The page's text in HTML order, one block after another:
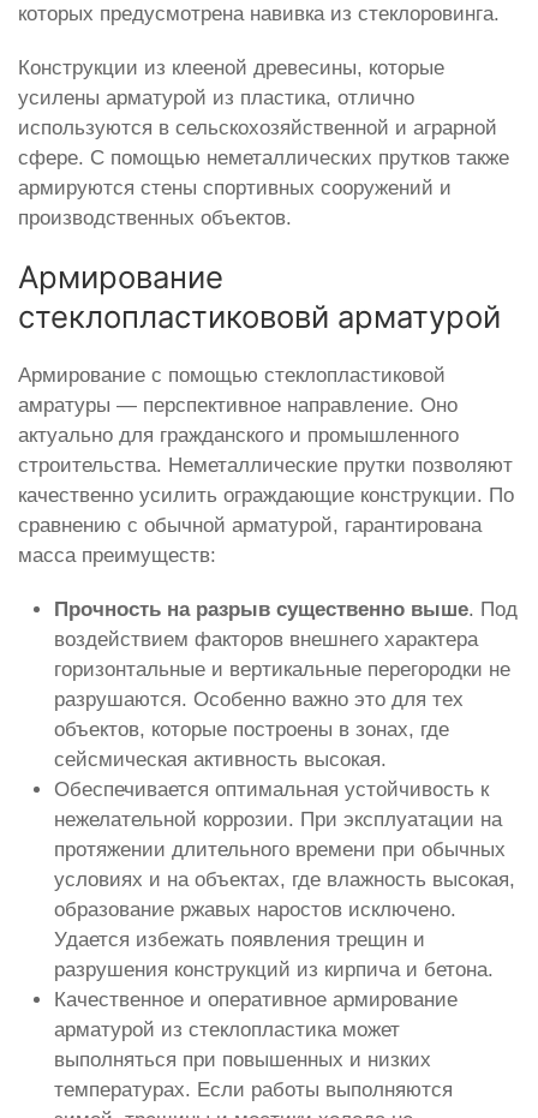
которых предусмотрена навивка из стеклоровинга.
Конструкции из клееной древесины, которые
усилены арматурой из пластика, отлично
используются в сельскохозяйственной и аграрной
сфере. С помощью неметаллических прутков также
армируются стены спортивных сооружений и
производственных объектов.
Армирование
стеклопластикововй арматурой
Армирование с помощью стеклопластиковой
амратуры — перспективное направление. Оно
актуально для гражданского и промышленного
строительства. Неметаллические прутки позволяют
качественно усилить ограждающие конструкции. По
сравнению с обычной арматурой, гарантирована
масса преимуществ:
Прочность на разрыв существенно выше. Под
воздействием факторов внешнего характера
горизонтальные и вертикальные перегородки не
разрушаются. Особенно важно это для тех
объектов, которые построены в зонах, где
сейсмическая активность высокая.
Обеспечивается оптимальная устойчивость к
нежелательной коррозии. При эксплуатации на
протяжении длительного времени при обычных
условиях и на объектах, где влажность высокая,
образование ржавых наростов исключено.
Удается избежать появления трещин и
разрушения конструкций из кирпича и бетона.
Качественное и оперативное армирование
арматурой из стеклопластика может
выполняться при повышенных и низких
температурах. Если работы выполняются